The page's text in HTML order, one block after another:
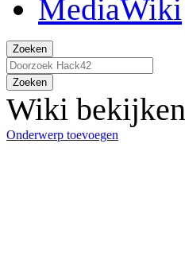
Zoeken
Zoeken
Wiki bekijken
Onderwerp toevoegen